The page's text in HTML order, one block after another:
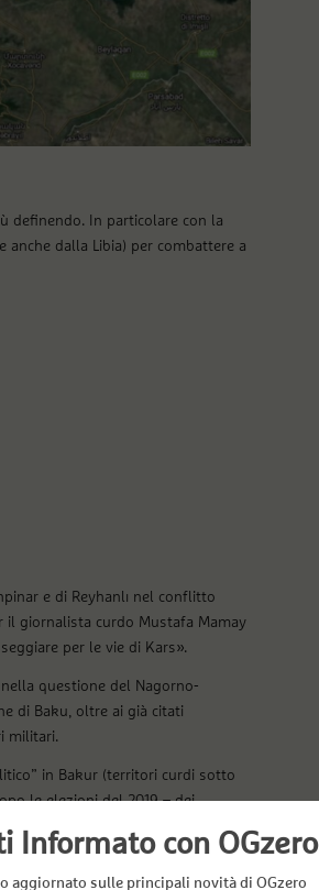
definendo. In particolare con la
dalla Libia) per combattere a
e di Reyhanlı nel conflitto
il giornalista curdo Mustafa Mamay
per le vie di Kars».
questione del Nagorno-
di Baku, oltre ai già citati
militari.
in Bakur (territori curdi sotto
le elezioni del 2019 – dei
dei Popoli) e l’arresto di
Informato con OGzero
aggiornato sulle principali novità di OGzero